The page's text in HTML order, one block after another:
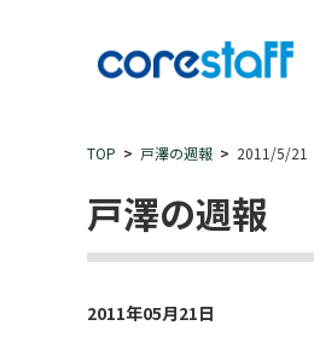
TOP 戸澤の週報 2011/5/21
戸澤の週報
2011年05月21日